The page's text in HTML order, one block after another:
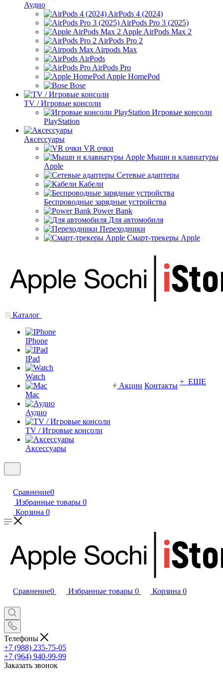
Аудио
AirPods 4 (2024)
AirPods Pro 3 (2025)
Apple AirPods Max 2
AirPods Pro 2
Airpods Max
AirPods
AirPods Pro
Apple HomePod
Bose
TV / Игровые консоли
Игровые консоли
PlayStation
Аксессуары
VR очки
Мыши и клавиатуры
Apple
Сетевые адаптеры
Кабели
Беспроводные зарядные устройства
Power Bank
Для автомобиля
Переходники
Смарт-трекеры Apple
Каталог
IPhone
IPad
Watch
Mac
Аудио
TV / Игровые консоли
Аксессуары
Акции Контакты + ЕЩЕ
Сравнение0
Избранные товары 0
Корзина 0
Сравнение0 Избранные товары 0 Корзина 0
Телефоны
+7 (988) 235-75-05
+7 (964) 940-99-99
Заказать звонок